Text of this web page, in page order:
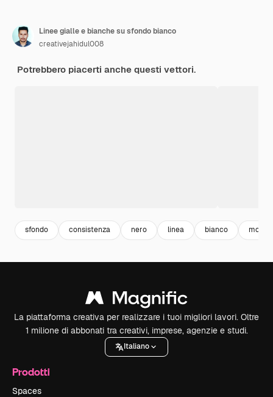
Linee gialle e bianche su sfondo bianco
creativejahidul008
Potrebbero piacerti anche questi vettori.
sfondo consistenza nero linea bianco
La piattaforma creativa per realizzare i tuoi migliori lavori. Oltre
1 milione di abbonati tra creativi, imprese, agenzie e studi.
Italiano
Prodotti
Spaces